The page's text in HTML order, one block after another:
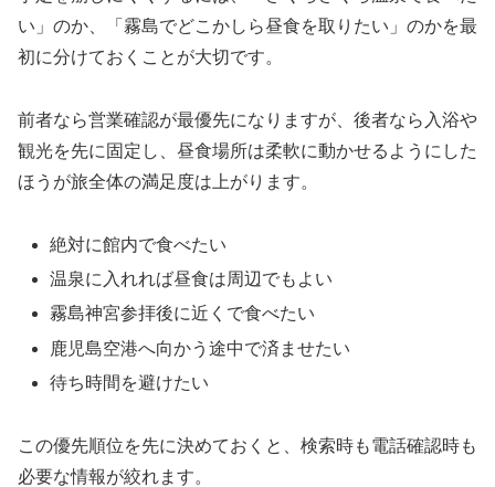
い」のか、「霧島でどこかしら昼食を取りたい」のかを最
初に分けておくことが大切です。
前者なら営業確認が最優先になりますが、後者なら入浴や
観光を先に固定し、昼食場所は柔軟に動かせるようにした
ほうが旅全体の満足度は上がります。
絶対に館内で食べたい
温泉に入れれば昼食は周辺でもよい
霧島神宮参拝後に近くで食べたい
鹿児島空港へ向かう途中で済ませたい
待ち時間を避けたい
この優先順位を先に決めておくと、検索時も電話確認時も
必要な情報が絞れます。